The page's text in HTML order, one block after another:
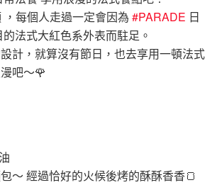
，每個人走過一定會因為 #PARADE 日
法式大紅色系外表而駐足。
計，就算沒有節日，也去享用一頓法式
吧～🌹
～ 經過恰好的火候後烤的酥酥香香🍞